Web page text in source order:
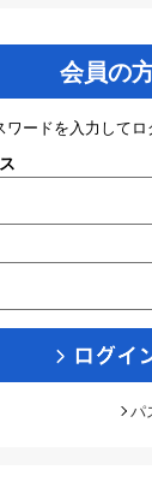
会員の
ードを入力してロ
パ